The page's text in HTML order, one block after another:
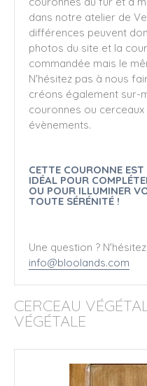
dans notre atelier de
différences peuvent
photos du site et la
commandée mais le
N'hésitez pas à nous
créons également sur-
couronnes ou
évènements.
CETTE COURONNE
IDÉAL POUR
OU POUR ILLUMINER
TOUTE SÉRÉNITÉ !
Une question ?
info@bloolands.com
CERCEAU
VÉGÉTALE